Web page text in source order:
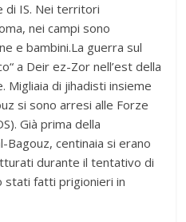
di IS. Nei territori
nei campi sono
e bambini.La guerra sul
a Deir ez-Zor nell’est della
Migliaia di jihadisti insieme
si sono arresi alle Forze
Già prima della
Bagouz, centinaia si erano
durante il tentativo di
stati fatti prigionieri in